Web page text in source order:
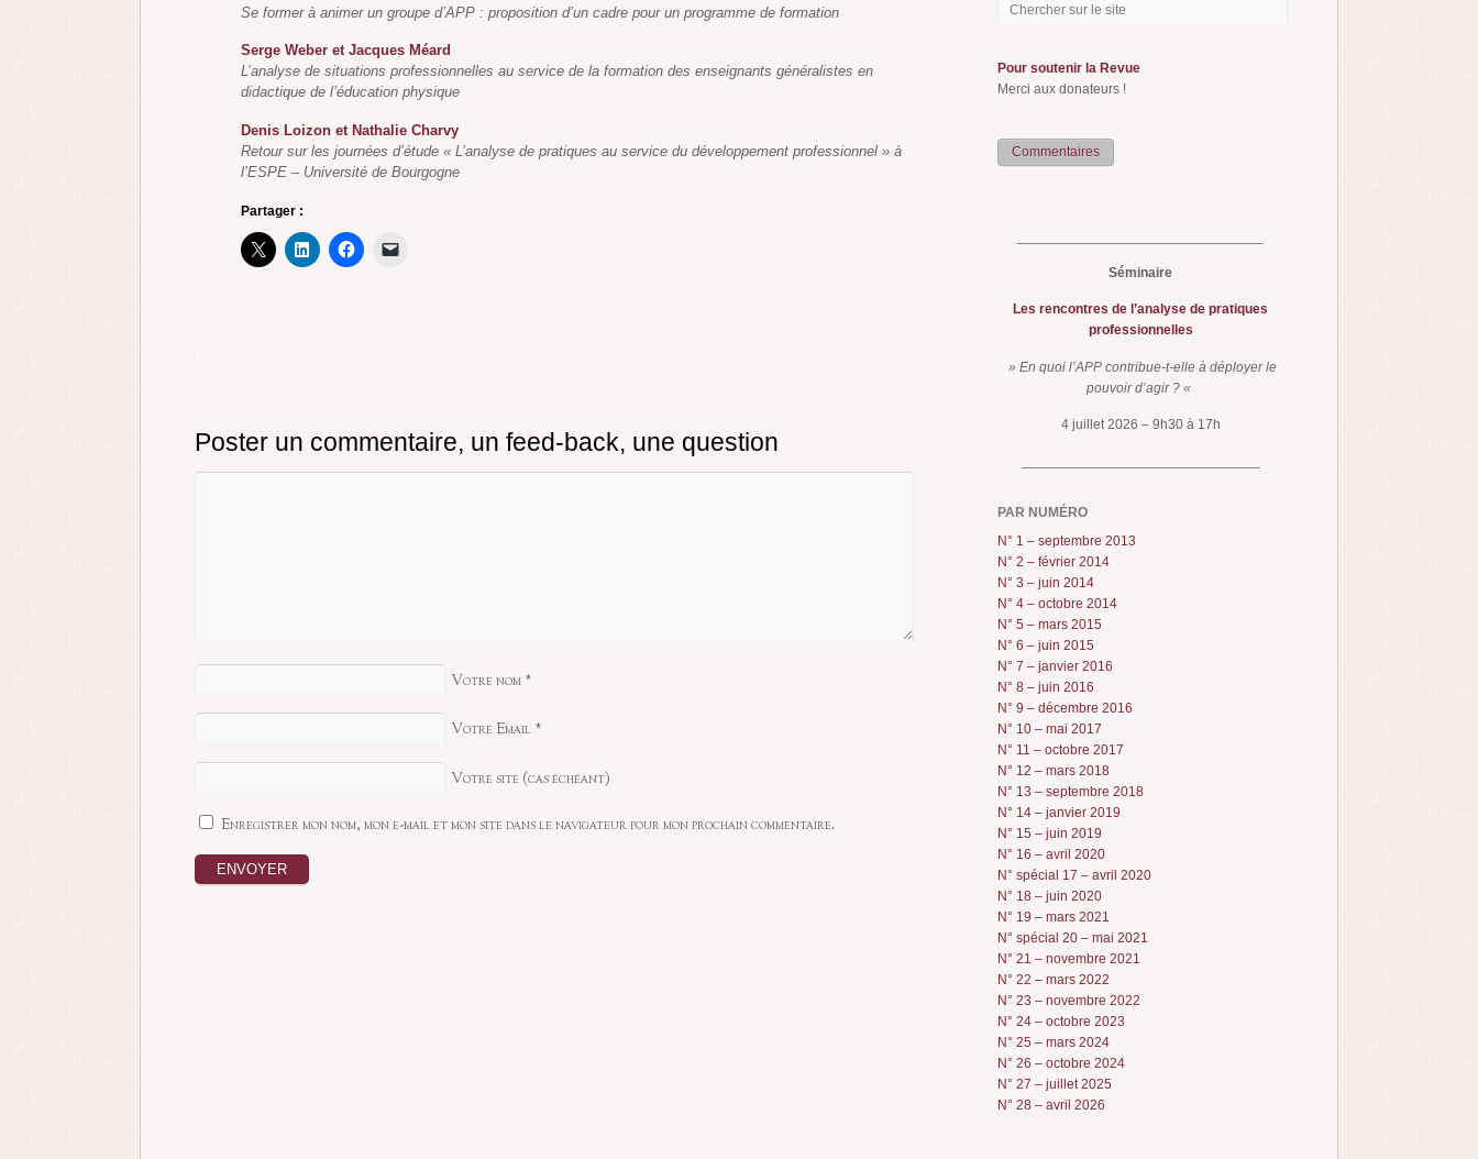
Se former à animer un groupe d’APP : proposition d’un cadre pour un programme de formation
Serge Weber et Jacques Méard
L’analyse de situations professionnelles au service de la formation des enseignants généralistes en
didactique de l’éducation physique
Denis Loizon et Nathalie Charvy
Retour sur les journées d’étude « L’analyse de pratiques au service du développement professionnel » à
l’ESPE – Université de Bourgogne
Partager :
Poster un commentaire, un feed-back, une question
Votre nom *
Votre Email *
Votre site (cas échéant)
Enregistrer mon nom, mon e-mail et mon site dans le navigateur pour mon prochain commentaire.
Pour soutenir la Revue
Merci aux donateurs !
Commentaires
Séminaire
Les rencontres de l’analyse de pratiques
professionnelles
» En quoi l’APP contribue-t-elle à déployer le
pouvoir d’agir ? «
4 juillet 2026 – 9h30 à 17h
PAR NUMÉRO
N° 1 – septembre 2013
N° 2 – février 2014
N° 3 – juin 2014
N° 4 – octobre 2014
N° 5 – mars 2015
N° 6 – juin 2015
N° 7 – janvier 2016
N° 8 – juin 2016
N° 9 – décembre 2016
N° 10 – mai 2017
N° 11 – octobre 2017
N° 12 – mars 2018
N° 13 – septembre 2018
N° 14 – janvier 2019
N° 15 – juin 2019
N° 16 – avril 2020
N° spécial 17 – avril 2020
N° 18 – juin 2020
N° 19 – mars 2021
N° spécial 20 – mai 2021
N° 21 – novembre 2021
N° 22 – mars 2022
N° 23 – novembre 2022
N° 24 – octobre 2023
N° 25 – mars 2024
N° 26 – octobre 2024
N° 27 – juillet 2025
N° 28 – avril 2026